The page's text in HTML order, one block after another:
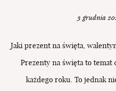
3 grudnia
Jaki prezent na święta,
Prezenty na święta to temat
każdego roku. To jednak